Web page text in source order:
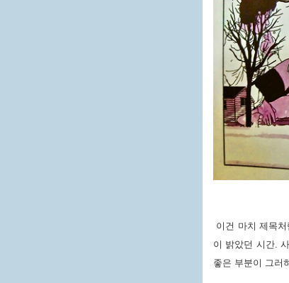
이건 마치 제목
이 밝았던 시간.
좋은 부분이 그러